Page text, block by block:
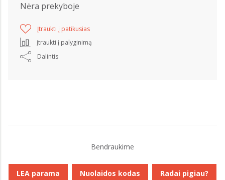
Nėra prekyboje
Įtraukti į patikusias
Įtraukti į palyginimą
Dalintis
Bendraukime
LEA parama Nuolaidos kodas Radai pigiau?